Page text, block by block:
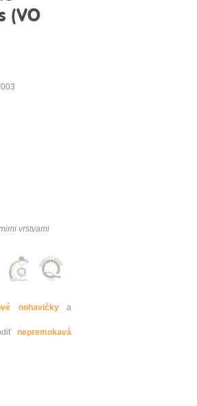
(VO
vrstvami
nohavičkya
nepremokavá